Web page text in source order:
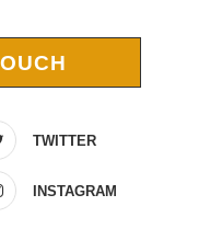
TWITTER
INSTAGRAM